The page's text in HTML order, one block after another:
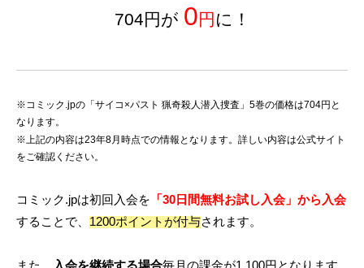
704円が 0円 に！
※コミック.jpの「サイコ×パスト 猟奇殺人潜入捜査」5巻の価格は704円と
なります。
※上記の内容は23年8月時点での情報となります。詳しい内容は公式サイト
をご確認ください。
コミック.jpは初回入会を 「30日間無料お試し入会」から入会
することで、 1200ポイントが付与されます。